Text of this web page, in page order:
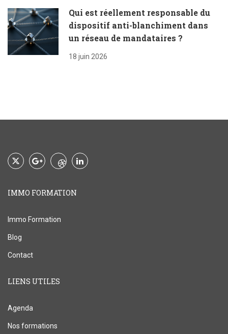
Qui est réellement responsable du
dispositif anti-blanchiment dans
un réseau de mandataires ?
18 juin 2026
IMMO FORMATION
Immo Formation
Blog
Contact
LIENS UTILES
Agenda
Nos formations